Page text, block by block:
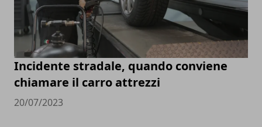
Incidente stradale, quando conviene
chiamare il carro attrezzi
20/07/2023